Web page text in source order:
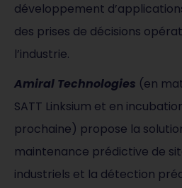
développement
des prises de décisions
l’industrie.
Amiral Technologies (en
SATT Linksium et en
prochaine) propose la
maintenance prédictive de
industriels et la détection